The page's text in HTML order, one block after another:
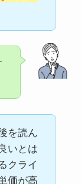
を読ん
いとは
クライ
価が高